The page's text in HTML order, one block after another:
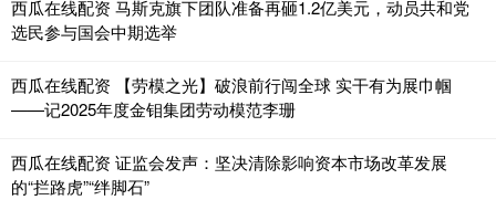
西瓜在线配资 马斯克旗下团队准备再砸1.2亿美元，动员共和党
选民参与国会中期选举
西瓜在线配资 【劳模之光】破浪前行闯全球 实干有为展巾帼
——记2025年度金钼集团劳动模范李珊
西瓜在线配资 证监会发声：坚决清除影响资本市场改革发展
的“拦路虎”“绊脚石”